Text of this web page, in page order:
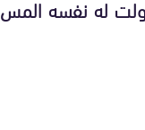
له نفسه المس